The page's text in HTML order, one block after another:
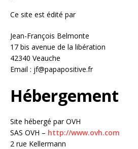
Ce site est édité par
Jean-François Belmonte
17 bis avenue de la libération
42340 Veauche
Email : jf@papapositive.fr
Hébergement
Site hébergé par OVH
SAS OVH – http://www.ovh.com
2 rue Kellermann